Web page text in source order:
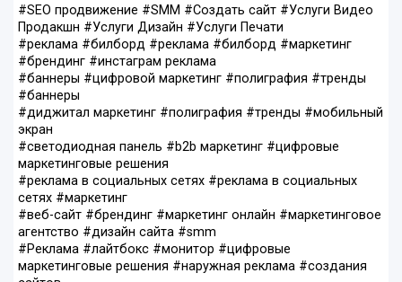
#SЕО продвижение #SMM #Создать сайт #Услуги Видео
Продакшн #Услуги Дизайн #Услуги Печати
#реклама #билборд #реклама #билборд #маркетинг
#брендинг #инстаграм реклама
#баннеры #цифровой маркетинг #полиграфия #тренды
#баннеры
#диджитал маркетинг #полиграфия #тренды #мобильный
экран
#светодиодная панель #b2b маркетинг #цифровые
маркетинговые решения
#реклама в социальных сетях #реклама в социальных
сетях #маркетинг
#веб-сайт #брендинг #маркетинг онлайн #маркетинговое
агентство #дизайн сайта #smm
#Реклама #лайтбокс #монитор #цифровые
маркетинговые решения #наружная реклама #создания